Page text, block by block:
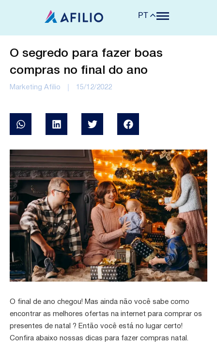
PT
O segredo para fazer boas
compras no final do ano
Marketing Afilio 15/12/2022
O final de ano chegou! Mas ainda não você sabe como
encontrar as melhores ofertas na internet para comprar os
presentes de natal ? Então você está no lugar certo!
Confira abaixo nossas dicas para fazer compras natal.